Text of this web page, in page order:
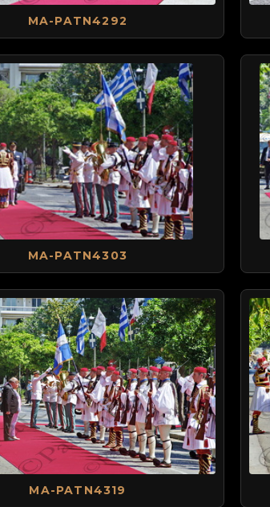
MA-PATN4292
MA-PATN4303
MA-PATN4319